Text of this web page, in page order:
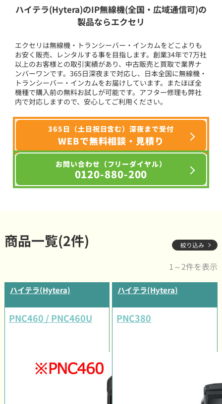
ハイテラ(Hytera)のIP無線機(全国・広域通信可)の
製品ならエクセリ
エクセリは無線機・トランシーバー・インカムをどこよりも
お安く販売、レンタルする事を目指します。創業34年で7万社
以上のお客様との取引実績があり、中古販売と買取で業界ナ
ンバーワンです。365日深夜まで対応し、日本全国に無線機・
トランシーバー・インカムをお届けしています。またほぼ全
機種で購入前の無料お試しが可能です。アフター修理も弊社
内で対応しますので、安心してご利用ください。
365日（土日祝日含む）深夜まで受付
WEBで無料相談・見積り
お問い合わせ（フリーダイヤル）
0120-880-200
商品一覧(2件) 絞り込み
1～2件を表示
ハイテラ(Hytera)
PNC460 / PNC460U
ハイテラ(Hytera)
PNC380